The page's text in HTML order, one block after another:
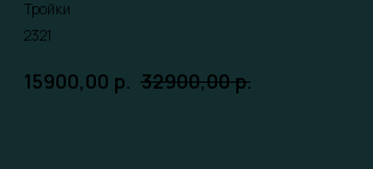
Тройки
2321
15900,00 р. 32900,00р.